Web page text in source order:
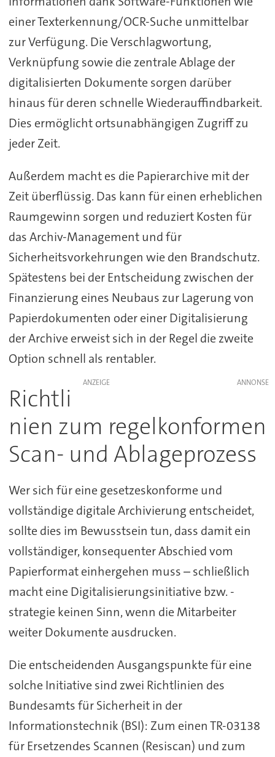
einer Texterkennung/OCR-Suche unmittelbar
zur Verfügung. Die Verschlagwortung,
Verknüpfung sowie die zentrale Ablage der
digitalisierten Dokumente sorgen darüber
hinaus für deren schnelle Wiederauffindbarkeit.
Dies ermöglicht ortsunabhängigen Zugriff zu
jeder Zeit.
Außerdem macht es die Papierarchive mit der
Zeit überflüssig. Das kann für einen erheblichen
Raumgewinn sorgen und reduziert Kosten für
das Archiv-Management und für
Sicherheitsvorkehrungen wie den Brandschutz.
Spätestens bei der Entscheidung zwischen der
Finanzierung eines Neubaus zur Lagerung von
Papierdokumenten oder einer Digitalisierung
der Archive erweist sich in der Regel die zweite
Option schnell als rentabler.
ANZEIGE
Richtli
nien zum regelkonformen
Scan- und Ablageprozess
Wer sich für eine gesetzeskonforme und
vollständige digitale Archivierung entscheidet,
sollte dies im Bewusstsein tun, dass damit ein
vollständiger, konsequenter Abschied vom
Papierformat einhergehen muss – schließlich
macht eine Digitalisierungsinitiative bzw. -
strategie keinen Sinn, wenn die Mitarbeiter
weiter Dokumente ausdrucken.
Die entscheidenden Ausgangspunkte für eine
solche Initiative sind zwei Richtlinien des
Bundesamts für Sicherheit in der
Informationstechnik (BSI): Zum einen TR-03138
für Ersetzendes Scannen (Resiscan) und zum